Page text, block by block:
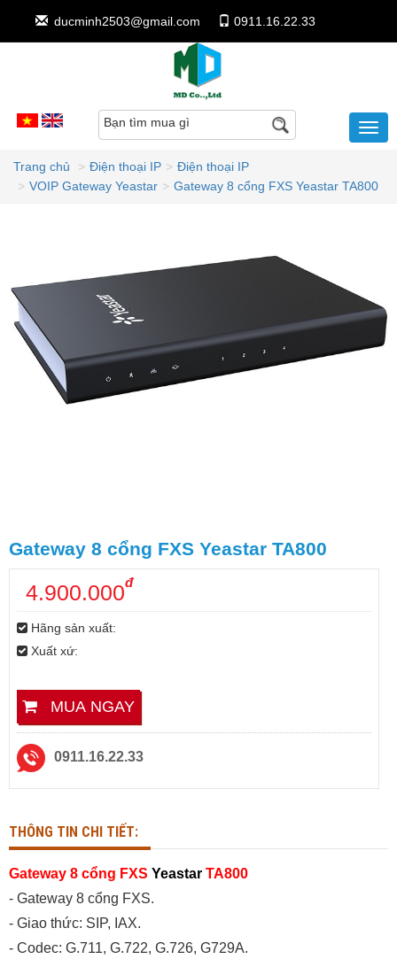
ducminh2503@gmail.com 0911.16.22.33
Bạn tìm mua gì
Trang chủ Điện thoại IP
Điện thoại IP
VOIP Gateway Yeastar
Gateway 8 cổng FXS Yeastar TA800
Gateway 8 cổng FXS Yeastar TA800
4.900.000đ
Hãng sản xuất:
Xuất xứ:
MUA NGAY
0911.16.22.33
THÔNG TIN CHI TIẾT:
Gateway 8 cổng FXS Yeastar TA800
- Gateway 8 cổng FXS.
- Giao thức: SIP, IAX.
- Codec: G.711, G.722, G.726, G729A.